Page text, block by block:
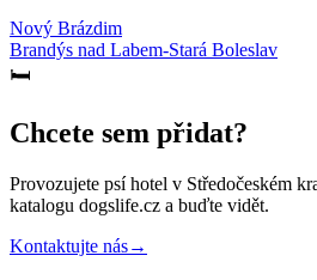
Nový Brázdim
Brandýs nad Labem-Stará Boleslav
🛏️
Chcete sem přidat?
Provozujete psí hotel v Středočeském
katalogu dogslife.cz a buďte vidět.
Kontaktujte nás→